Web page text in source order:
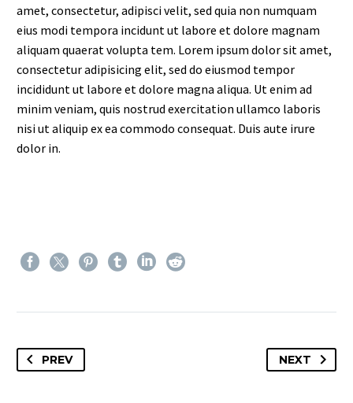
amet, consectetur, adipisci velit, sed quia non numquam
eius modi tempora incidunt ut labore et dolore magnam
aliquam quaerat volupta tem. Lorem ipsum dolor sit amet,
consectetur adipisicing elit, sed do eiusmod tempor
incididunt ut labore et dolore magna aliqua. Ut enim ad
minim veniam, quis nostrud exercitation ullamco laboris
nisi ut aliquip ex ea commodo consequat. Duis aute irure
dolor in.
PREV NEXT